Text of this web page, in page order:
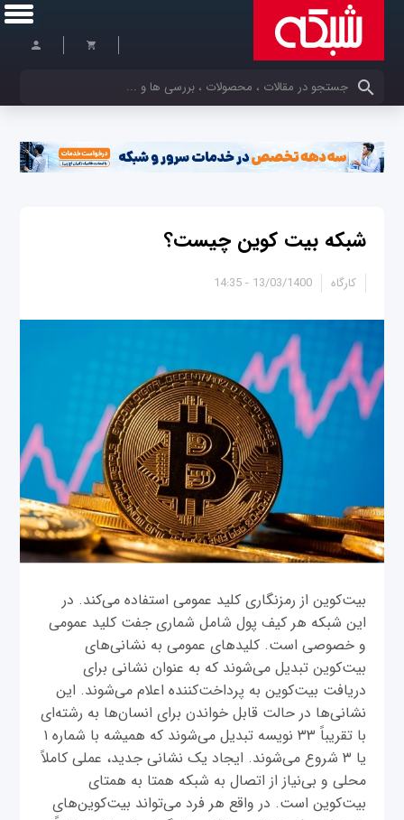
کلمات کلیدی خود را وارد کنید
شبکه بیت کوین چیست؟
13/03/1400 - 14:35 کارگاه
بیت‌کوین از رمزنگاری کلید عمومی استفاده می‌کند. در
این شبکه هر کیف پول شامل شماری جفت کلید عمومی
و خصوصی است. کلیدهای عمومی به نشانی‌های
بیت‌کوین تبدیل می‌شوند که به عنوان نشانی برای
دریافت بیت‌کوین به پرداخت‌کننده اعلام می‌شوند. این
نشانی‌ها در حالت قابل خواندن برای انسان‌ها به رشته‌ای
با تقریباً ۳۳ نویسه تبدیل می‌شوند که همیشه با شماره ۱
یا ۳ شروع می‌شوند. ایجاد یک نشانی جدید، عملی کاملاً
محلی و بی‌نیاز از اتصال به شبکه همتا به همتای
بیت‌کوین است. در واقع هر فرد می‌تواند بیت‌کوین‌های